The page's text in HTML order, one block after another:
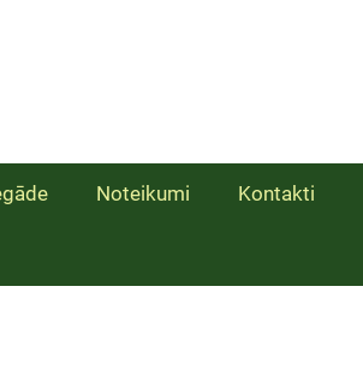
Noteikumi Kontakti